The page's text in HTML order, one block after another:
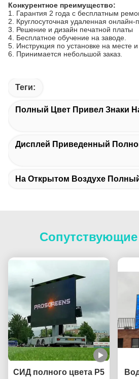
Конкурентное преимущество:
1. Гарантия 2 года с бесплатным
2. Круглосуточная удаленная онлайн-
3. Решение и дизайн печатной платы
4. Бесплатное обучение на заводе.
5. Инструкция по установке на месте
6. Принимается небольшой заказ.
Теги:
Полный Цвет Привел Знаки
Дисплей Приведенный
На Открытом Воздухе
СИД полного цвета P5